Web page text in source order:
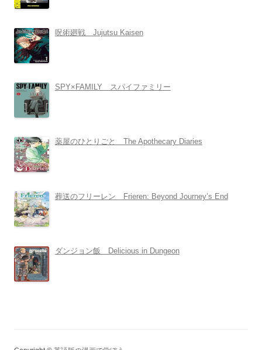
呪術廻戦 Jujutsu Kaisen
SPY×FAMILY スパイファミリー
薬屋のひとりごと The Apothecary Diaries
葬送のフリーレン Frieren: Beyond Journey’s End
ダンジョン飯 Delicious in Dungeon